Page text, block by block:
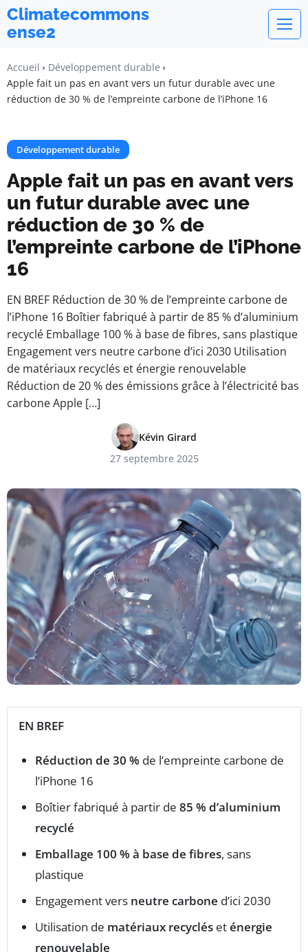
Climatecommons
ense2
Accueil
Développement durable
Apple fait un pas en avant vers un futur durable avec une
réduction de 30 % de l’empreinte carbone de l’iPhone 16
Développement durable
Apple fait un pas en avant vers
un futur durable avec une
réduction de 30 % de
l’empreinte carbone de l’iPhone
16
EN BREF Réduction de 30 % de l’empreinte carbone de
l’iPhone 16 Boîtier fabriqué à partir de 85 % d’aluminium
recyclé Emballage 100 % à base de fibres, sans plastique
Engagement vers neutre carbone d’ici 2030 Utilisation
de matériaux recyclés et énergie renouvelable
Réduction de 20 % des émissions grâce à l’électricité bas
carbone Apple […]
Kévin Girard
27 septembre 2025
EN BREF
Réduction de 30 % de l’empreinte carbone de
l’iPhone 16
Boîtier fabriqué à partir de 85 % d’aluminium
recyclé
Emballage 100 % à base de fibres, sans
plastique
Engagement vers neutre carbone d’ici 2030
Utilisation de matériaux recyclés eténergie
renouvelable